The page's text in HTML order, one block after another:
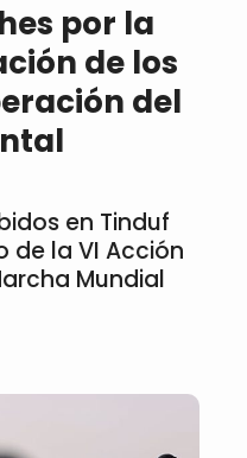
por la
de los
del
en Tinduf
de la VI Acción
Mundial